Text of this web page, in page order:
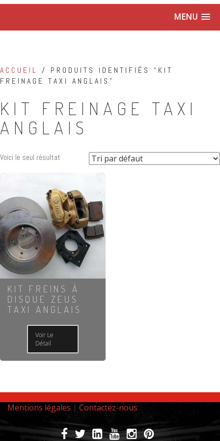
MENU
ACCUEIL / PRODUITS IDENTIFIÉS “KIT
FREINAGE TAXI ANGLAIS”
KIT FREINAGE TAXI
ANGLAIS
Voici le seul résultat
KIT FREINS À
DISQUE ZEUS
TAXI ANGLAIS
Voir Le
Détail
Mentions légales | Contactez-nous